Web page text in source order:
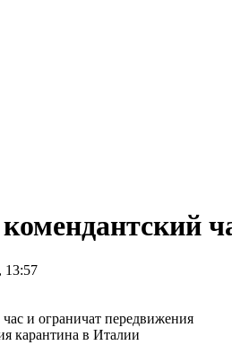
13:57
карантина в Италии